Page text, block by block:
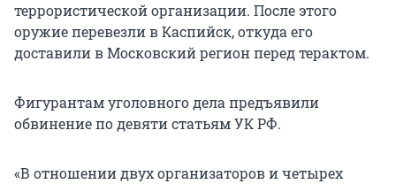
террористической организации. После этого
оружие перевезли в Каспийск, откуда его
доставили в Московский регион перед терактом.
Фигурантам уголовного дела предъявили
обвинение по девяти статьям УК РФ.
«В отношении двух организаторов и четырех